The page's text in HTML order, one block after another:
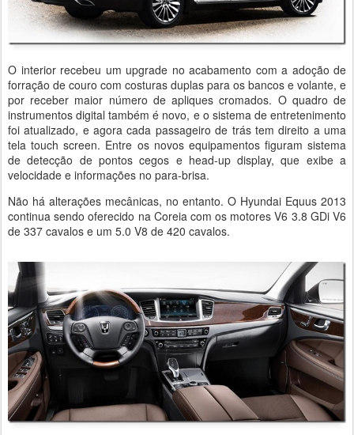
O interior recebeu um upgrade no acabamento com a adoção de
forração de couro com costuras duplas para os bancos e volante, e
por receber maior número de apliques cromados. O quadro de
instrumentos digital também é novo, e o sistema de entretenimento
foi atualizado, e agora cada passageiro de trás tem direito a uma
tela touch screen. Entre os novos equipamentos figuram sistema
de detecção de pontos cegos e head-up display, que exibe a
velocidade e informações no para-brisa.
Não há alterações mecânicas, no entanto. O Hyundai Equus 2013
continua sendo oferecido na Coreia com os motores V6 3.8 GDi V6
de 337 cavalos e um 5.0 V8 de 420 cavalos.